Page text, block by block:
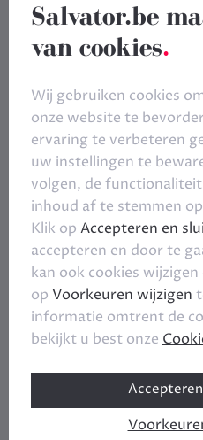
Salvator.be
van cookies.
Wij gebruiken cookies
onze website te
ervaring te verbeteren
uw instellingen te
volgen, de
inhoud af te stemmen
Klik op Accepteren en
accepteren en door te
kan ook cookies
op Voorkeuren wijzigen
informatie omtrent de
bekijkt u best onze